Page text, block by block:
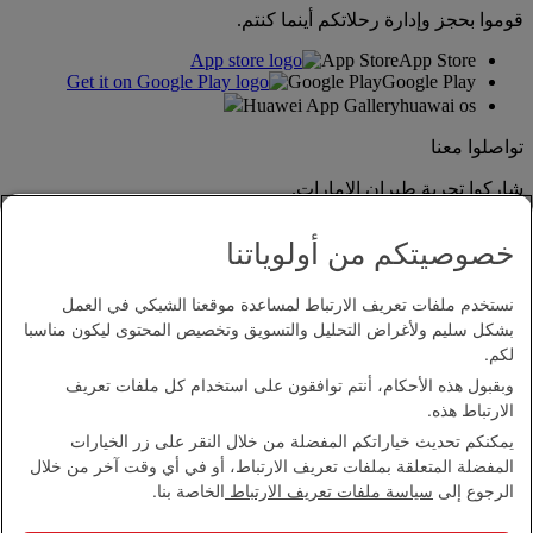
قوموا بحجز وإدارة رحلاتكم أينما كنتم.
App StoreApp Store
Google PlayGoogle Play
Huawei App Galleryhuawai os
تواصلوا معنا
شاركوا تجربة طيران الإمارات.
بيان إمكانية الدخول
اتصل بنا
سياسة الخصوصية
الشروط والأحكام
سياسة ملفات تعريف الارتباط
خصوصيتكم من أولوياتنا
نستخدم ملفات تعريف الارتباط لمساعدة موقعنا الشبكي في العمل
بشكل سليم ولأغراض التحليل والتسويق وتخصيص المحتوى ليكون مناسبا
لكم.
وبقبول هذه الأحكام، أنتم توافقون على استخدام كل ملفات تعريف
الارتباط هذه.
يمكنكم تحديث خياراتكم المفضلة من خلال النقر على زر الخيارات
المفضلة المتعلقة بملفات تعريف الارتباط، أو في أي وقت آخر من خلال
الرجوع إلى سياسة ملفات تعريف الارتباط الخاصة بنا.